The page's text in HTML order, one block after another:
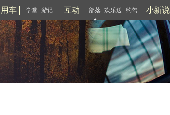
用车 学堂 游记 互动 部落 欢乐送 约驾 小新